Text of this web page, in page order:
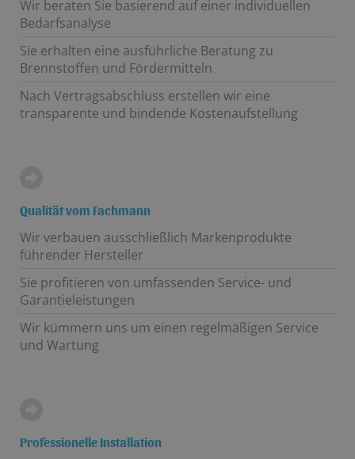
Wir beraten Sie basierend auf einer individuellen
Bedarfsanalyse
Sie erhalten eine ausführliche Beratung zu
Brennstoffen und Fördermitteln
Nach Vertragsabschluss erstellen wir eine
transparente und bindende Kostenaufstellung
Qualität vom Fachmann
Wir verbauen ausschließlich Markenprodukte
führender Hersteller
Sie profitieren von umfassenden Service- und
Garantieleistungen
Wir kümmern uns um einen regelmäßigen Service
und Wartung
Professionelle Installation